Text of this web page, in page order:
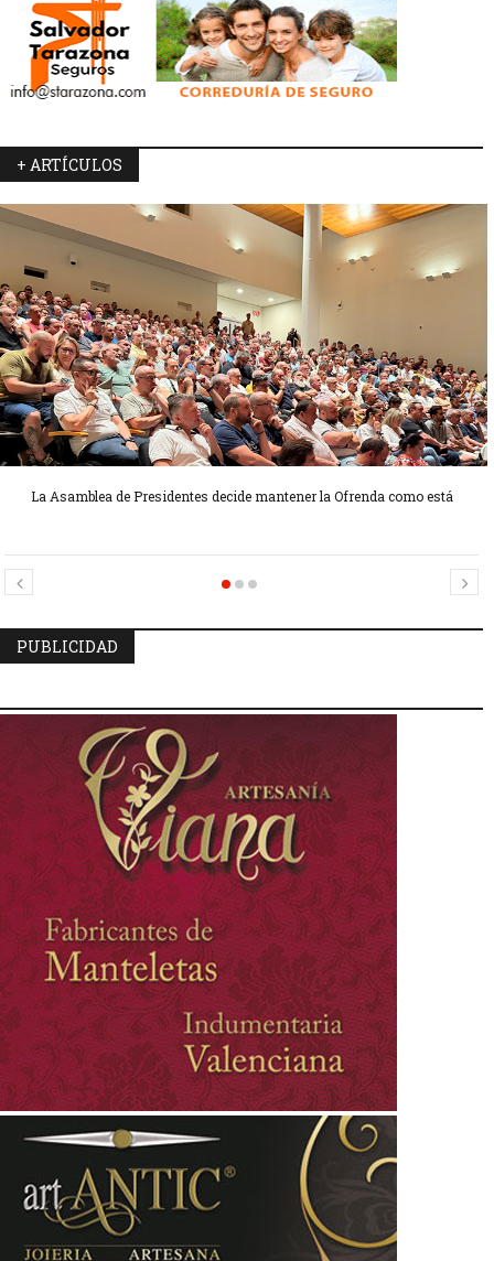
+ ARTÍCULOS
La Asamblea de Presidentes decide mantener la Ofrenda como está
Candidatas Preseleccionadas por el sector Olivereta
Candidatas Preseleccionadas por el sector Sector La Seu-La Xerea-El
PUBLICIDAD